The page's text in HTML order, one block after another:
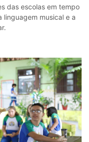
das escolas em tempo
linguagem musical e a